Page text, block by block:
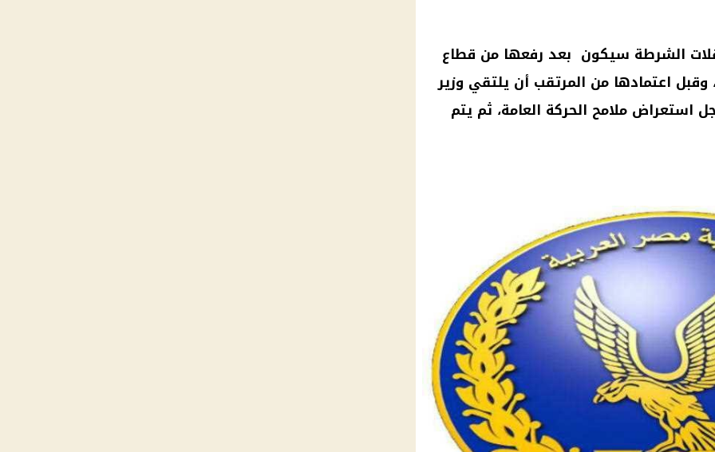
الشرطة سيكون بعد رفعها من قطاع
وقبل اعتمادها من المرتقب أن يلتقي وزير
استعراض ملامح الحركة العامة، ثم يتم